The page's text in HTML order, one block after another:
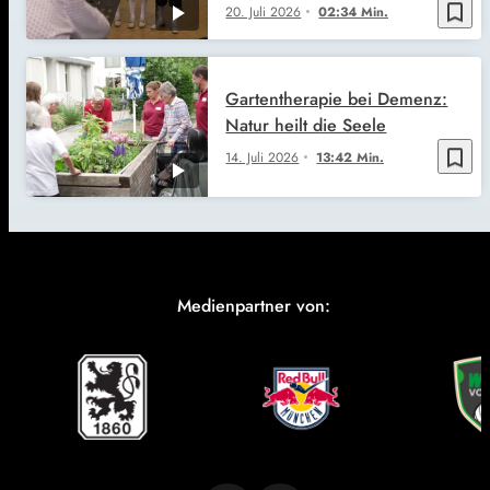
bookmark_border
20. Juli 2026 02:34 Min.
bookmark_border
14. Juli 2026 13:42 Min.
Gartentherapie bei Demenz:
Natur heilt die Seele
Medienpartner von: